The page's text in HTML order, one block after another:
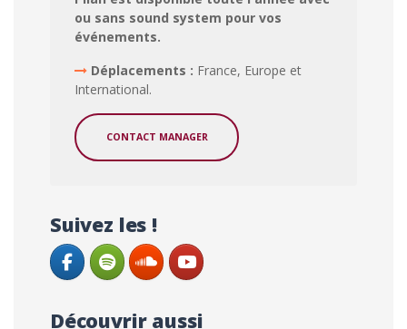
ou sans sound system pour vos
événements.
Déplacements : France, Europe et
International.
CONTACT MANAGER
Suivez les !
Découvrir aussi